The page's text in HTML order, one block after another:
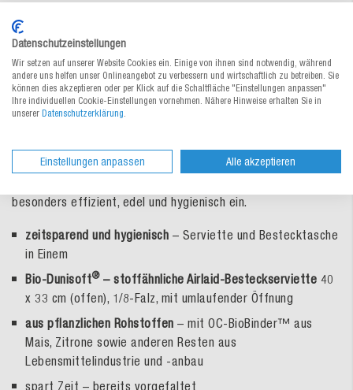
Bio Duniletto® Slim
Besteckserviette 40×33 cm
Fühlt sich an wie eine Stoffserviette, enthält aber Reste der
Rohstoffen, sind die hochwertigen Serviettentaschen
besonders nachhaltig und enthalten keine fossilen Inhalte.
besonders effizient, edel und hygienisch ein.
zeitsparend und hygienisch – Serviette und Bestecktasche
in Einem
Bio-Dunisoft®– stoffähnliche Airlaid-Besteckserviette 40
x 33 cm (offen), 1/8-Falz, mit umlaufender Öffnung
aus pflanzlichen Rohstoffen – mit OC-BioBinder™ aus
Mais, Zitrone sowie anderen Resten aus
Lebensmittelindustrie und -anbau
spart Zeit – bereits vorgefaltet
Datenschutzeinstellungen
Wir setzen auf unserer Website Cookies ein. Einige von ihnen sind notwendig, während
andere uns helfen unser Onlineangebot zu verbessern und wirtschaftlich zu betreiben. Sie
können dies akzeptieren oder per Klick auf die Schaltfläche "Einstellungen anpassen"
Ihre individuellen Cookie-Einstellungen vornehmen. Nähere Hinweise erhalten Sie in
unserer Datenschutzerklärung.
Einstellungen anpassen Alle akzeptieren